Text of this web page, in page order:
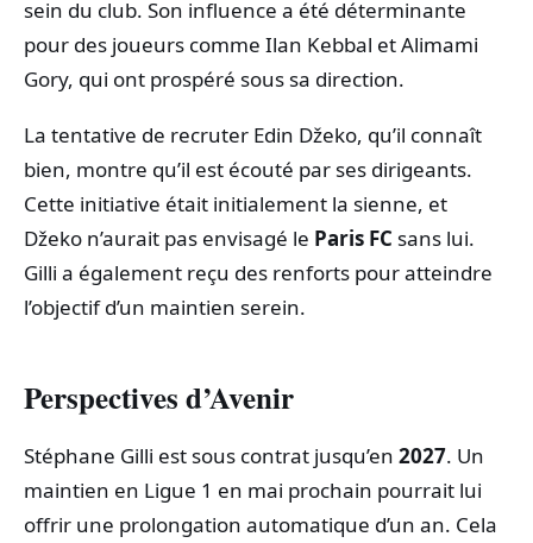
sein du club. Son influence a été déterminante
pour des joueurs comme Ilan Kebbal et Alimami
Gory, qui ont prospéré sous sa direction.
La tentative de recruter Edin Džeko, qu’il connaît
bien, montre qu’il est écouté par ses dirigeants.
Cette initiative était initialement la sienne, et
Džeko n’aurait pas envisagé le Paris FC sans lui.
Gilli a également reçu des renforts pour atteindre
l’objectif d’un maintien serein.
Perspectives d’Avenir
Stéphane Gilli est sous contrat jusqu’en 2027. Un
maintien en Ligue 1 en mai prochain pourrait lui
offrir une prolongation automatique d’un an. Cela